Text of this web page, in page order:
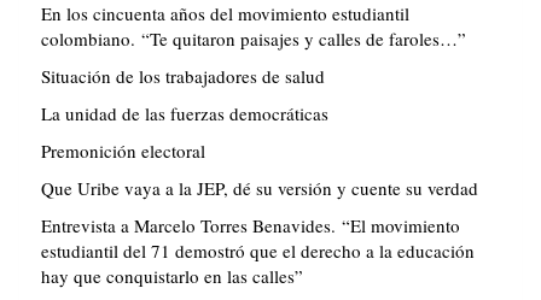
En los cincuenta años del movimiento estudiantil
colombiano. “Te quitaron paisajes y calles de faroles…”
Situación de los trabajadores de salud
La unidad de las fuerzas democráticas
Premonición electoral
Que Uribe vaya a la JEP, dé su versión y cuente su verdad
Entrevista a Marcelo Torres Benavides. “El movimiento
estudiantil del 71 demostró que el derecho a la educación
hay que conquistarlo en las calles”